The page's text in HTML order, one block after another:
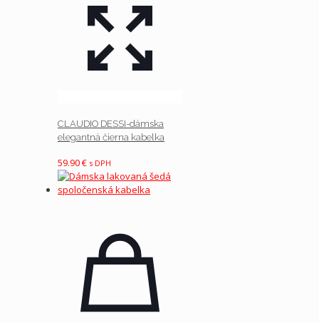
CLAUDIO DESSI-dámska
elegantná čierna kabelka
59.90€ s DPH